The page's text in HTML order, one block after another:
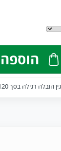
בסך 120 ש”ח מגולמים במחיר